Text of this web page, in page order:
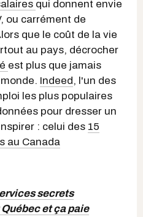
qui donnent envie
ou carrément de
que le coût de la vie
au pays, décrocher
est plus que jamais
Indeed, l'un des
les plus populaires
pour dresser un
: celui des 15
au Canada
secrets
et ça paie